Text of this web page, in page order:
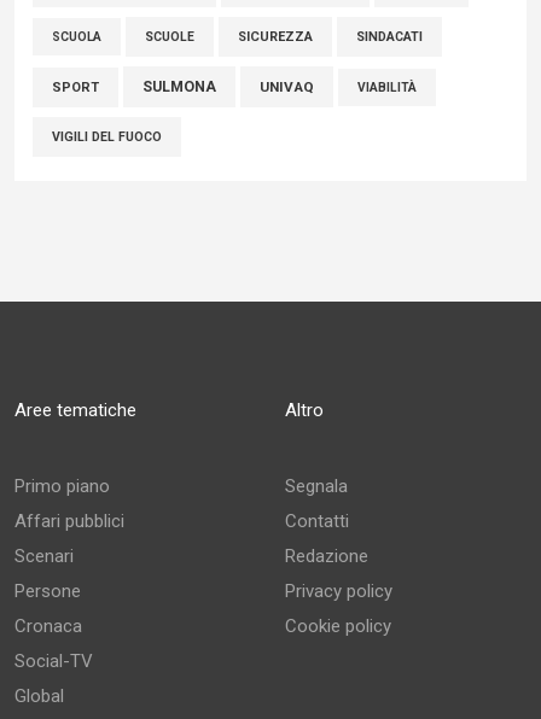
SCUOLA SCUOLE SICUREZZA SINDACATI
SPORT SULMONA UNIVAQ VIABILITÀ
VIGILI DEL FUOCO
Aree tematiche
Primo piano
Affari pubblici
Scenari
Persone
Cronaca
Social-TV
Global
Altro
Segnala
Contatti
Redazione
Privacy policy
Cookie policy